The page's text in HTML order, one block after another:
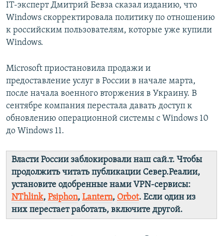
IT-эксперт Дмитрий Бевза сказал изданию, что
Windows скорректировала политику по отношению
к российским пользователям, которые уже купили
Windows.
Microsoft приостановила продажи и
предоставление услуг в России в начале марта,
после начала военного вторжения в Украину. В
сентябре компания перестала давать доступ к
обновлению операционной системы с Windows 10
до Windows 11.
Власти России заблокировали наш сай.т. Чтобы
продолжить читать публикации Север.Реалии,
установите одобренные нами VPN-сервисы:
NThlink, Psiphon, Lantern, Orbot. Если один из
них перестает работать, включите другой.